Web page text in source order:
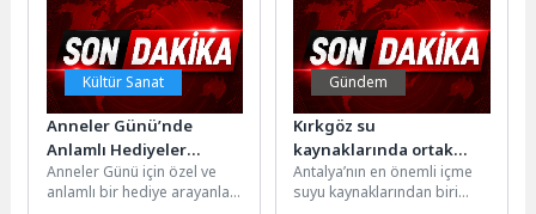
Kültür Sanat
Anneler Günü’nde
Anlamlı Hediyeler
Potlaç’tan
Anneler Günü için özel ve
anlamlı bir hediye arayanlar,
Gündem
Kırkgöz su
kaynaklarında ortak
koruma seferberliği
Antalya’nın en önemli içme
suyu kaynaklarından biri